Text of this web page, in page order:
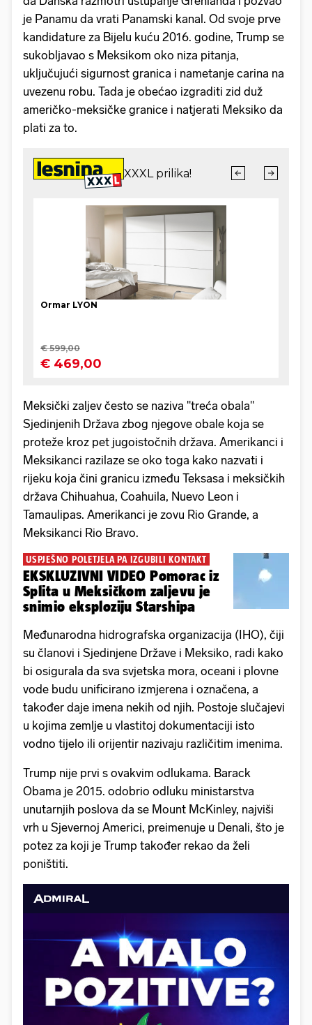
je Panamu da vrati Panamski kanal. Od svoje prve
kandidature za Bijelu kuću 2016. godine, Trump se
sukobljavao s Meksikom oko niza pitanja,
uključujući sigurnost granica i nametanje carina na
uvezenu robu. Tada je obećao izgraditi zid duž
američko-meksičke granice i natjerati Meksiko da
plati za to.
Meksički zaljev često se naziva "treća obala"
Sjedinjenih Država zbog njegove obale koja se
proteže kroz pet jugoistočnih država. Amerikanci i
Meksikanci razilaze se oko toga kako nazvati i
rijeku koja čini granicu između Teksasa i meksičkih
država Chihuahua, Coahuila, Nuevo Leon i
Tamaulipas. Amerikanci je zovu Rio Grande, a
Meksikanci Rio Bravo.
USPJEŠNO POLETJELA PA IZGUBILI KONTAKT
EKSKLUZIVNI VIDEO Pomorac iz
Splita u Meksičkom zaljevu je
snimio eksploziju Starshipa
Međunarodna hidrografska organizacija (IHO), čiji
su članovi i Sjedinjene Države i Meksiko, radi kako
bi osigurala da sva svjetska mora, oceani i plovne
vode budu unificirano izmjerena i označena, a
također daje imena nekih od njih. Postoje slučajevi
u kojima zemlje u vlastitoj dokumentaciji isto
vodno tijelo ili orijentir nazivaju različitim imenima.
Trump nije prvi s ovakvim odlukama. Barack
Obama je 2015. odobrio odluku ministarstva
unutarnjih poslova da se Mount McKinley, najviši
vrh u Sjevernoj Americi, preimenuje u Denali, što je
potez za koji je Trump također rekao da želi
poništiti.